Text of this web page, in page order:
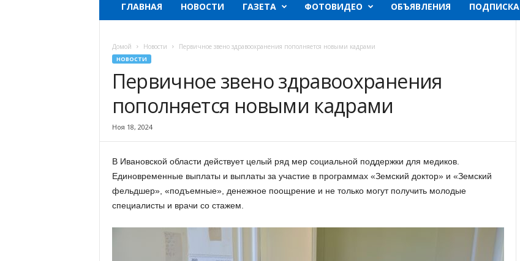
ш
ГЛАВНАЯ НОВОСТИ ГАЗЕТА ФОТОВИДЕО ОБЪЯВЛЕНИЯ ПОДПИСКА
Домой Новости Первичное звено здравоохранения пополняется новыми кадрами
НОВОСТИ
Первичное звено здравоохранения
пополняется новыми кадрами
Ноя 18, 2024
В Ивановской области действует целый ряд мер социальной поддержки для медиков.
Единовременные выплаты и выплаты за участие в программах «Земский доктор» и «Земский
фельдшер», «подъемные», денежное поощрение и не только могут получить молодые
специалисты и врачи со стажем.